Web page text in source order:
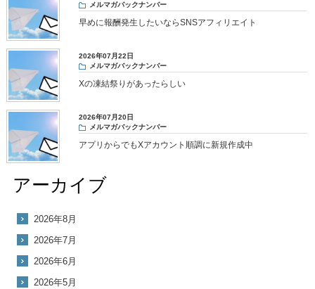
メルマガバックナンバー
早めに報酬発生したいならSNSアフィリエイト
2026年07月22日
メルマガバックナンバー
Xの凍結祭りがあったらしい
2026年07月20日
メルマガバックナンバー
アプリからでもXアカウント順調に新規作成中
アーカイブ
2026年8月
2026年7月
2026年6月
2026年5月